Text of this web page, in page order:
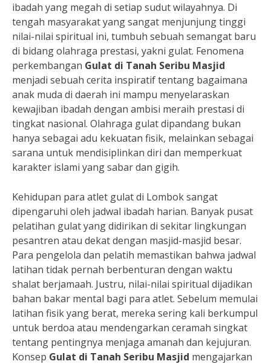
ibadah yang megah di setiap sudut wilayahnya. Di
tengah masyarakat yang sangat menjunjung tinggi
nilai-nilai spiritual ini, tumbuh sebuah semangat baru
di bidang olahraga prestasi, yakni gulat. Fenomena
perkembangan Gulat di Tanah Seribu Masjid
menjadi sebuah cerita inspiratif tentang bagaimana
anak muda di daerah ini mampu menyelaraskan
kewajiban ibadah dengan ambisi meraih prestasi di
tingkat nasional. Olahraga gulat dipandang bukan
hanya sebagai adu kekuatan fisik, melainkan sebagai
sarana untuk mendisiplinkan diri dan memperkuat
karakter islami yang sabar dan gigih.
Kehidupan para atlet gulat di Lombok sangat
dipengaruhi oleh jadwal ibadah harian. Banyak pusat
pelatihan gulat yang didirikan di sekitar lingkungan
pesantren atau dekat dengan masjid-masjid besar.
Para pengelola dan pelatih memastikan bahwa jadwal
latihan tidak pernah berbenturan dengan waktu
shalat berjamaah. Justru, nilai-nilai spiritual dijadikan
bahan bakar mental bagi para atlet. Sebelum memulai
latihan fisik yang berat, mereka sering kali berkumpul
untuk berdoa atau mendengarkan ceramah singkat
tentang pentingnya menjaga amanah dan kejujuran.
Konsep Gulat di Tanah Seribu Masjid mengajarkan